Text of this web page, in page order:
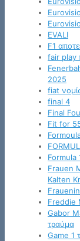
EVALI
F1
fair play
2025
fiat
final 4
Final
Fit for
Formula
Frauen
Kalten
Freddie
Gabor
τραύμα
Game 1